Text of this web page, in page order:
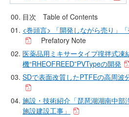
目次 Table of Contents
<巻頭言> 「開発しながら売り」
Prefatory Note
医薬品用ミキサータイプ撹拌式凍
機“RHEOFREED”PVTypeの開発
SDで表面改質したPTFEの高周波
施設・技術紹介「琵琶湖湖南中部
施設建設工事」